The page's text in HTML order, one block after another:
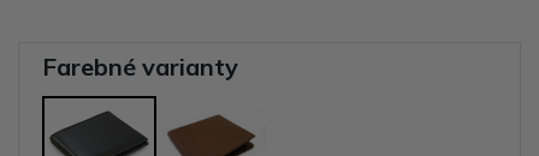
Farebné varianty